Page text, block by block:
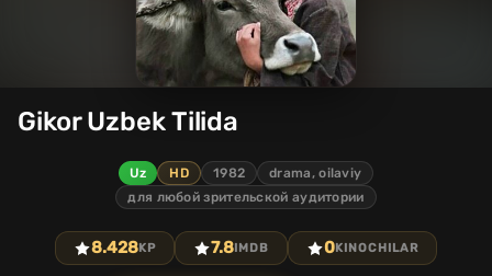
Gikor Uzbek Tilida
Uz HD 1982
drama, oilaviy
для любой зрительской аудитории
8.428KP 7.8 IMDB 0KINOCHILAR